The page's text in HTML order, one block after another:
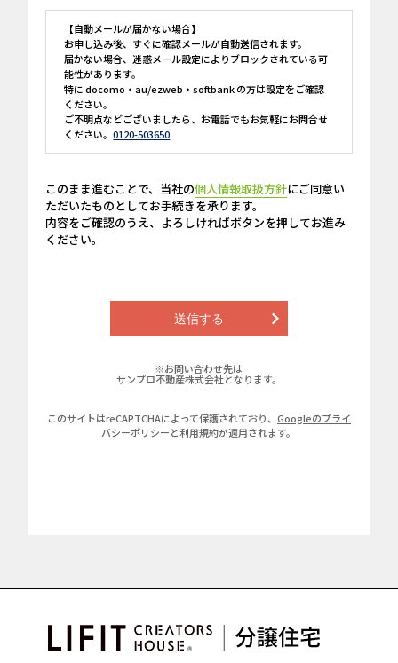
【自動メールが届かない場合】
お申し込み後、すぐに確認メールが自動送信されます。
届かない場合、迷惑メール設定によりブロックされている可
能性があります。
特に docomo・au/ezweb・softbank の方は設定をご確認
ください。
ご不明点などございましたら、お電話でもお気軽にお問合せ
ください。0120-503650
このまま進むことで、当社の個人情報取扱方針にご同意い
ただいたものとしてお手続きを承ります。
内容をご確認のうえ、よろしければボタンを押してお進み
ください。
※お問い合わせ先は
サンプロ不動産株式会社となります。
このサイトはreCAPTCHAによって保護されており、 Googleのプライ
バシーポリシーと利用規約が適用されます。